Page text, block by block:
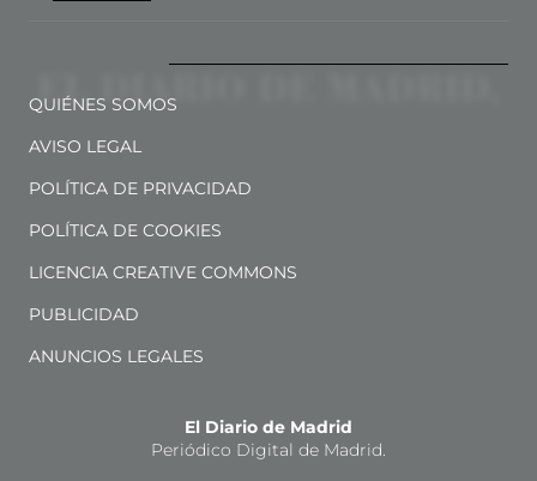
QUIÉNES SOMOS
AVISO LEGAL
POLÍTICA DE PRIVACIDAD
POLÍTICA DE COOKIES
LICENCIA CREATIVE COMMONS
PUBLICIDAD
ANUNCIOS LEGALES
El Diario de Madrid
Periódico Digital de Madrid.